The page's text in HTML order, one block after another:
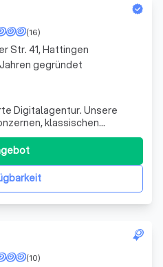
(16)
Digitalagentur. Unsere
klassischen
Einrichtungen und
Start-ups und
daran,
die in Zukunft den
Str. 41, Hattingen
gegründet
(10)